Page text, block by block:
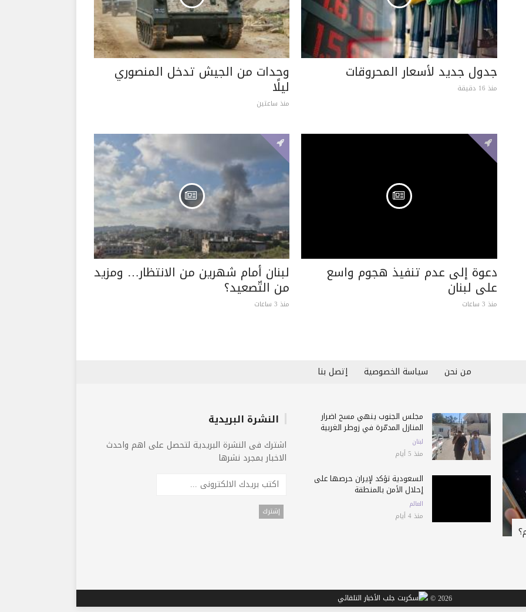
جدول جديد لأسعار المحروقات
منذ 16 دقيقة
وحدات من الجيش تدخل المنصوري
ليلًا
منذ ساعتين
دعوة إلى عدم تنفيذ هجوم واسع
على لبنان
منذ 3 ساعات
لبنان أمام شهرين من الانتظار… ومزيد
من التّصعيد؟
منذ 3 ساعات
من نحن سياسة الخصوصية إتصل بنا
مجلس الجنوب ينهي مسح أضرار
المنازل المدمّرة في زوطر الغربية
لبنان
منذ 5 أيام
السعودية تؤكد لإيران حرصها على
إحلال الأمن بالمنطقة
العالم
منذ 4 أيام
النشرة البريدية
اشترك فى النشرة البريدية لتحصل على اهم واحدث
الاخبار بمجرد نشرها
2026 ©